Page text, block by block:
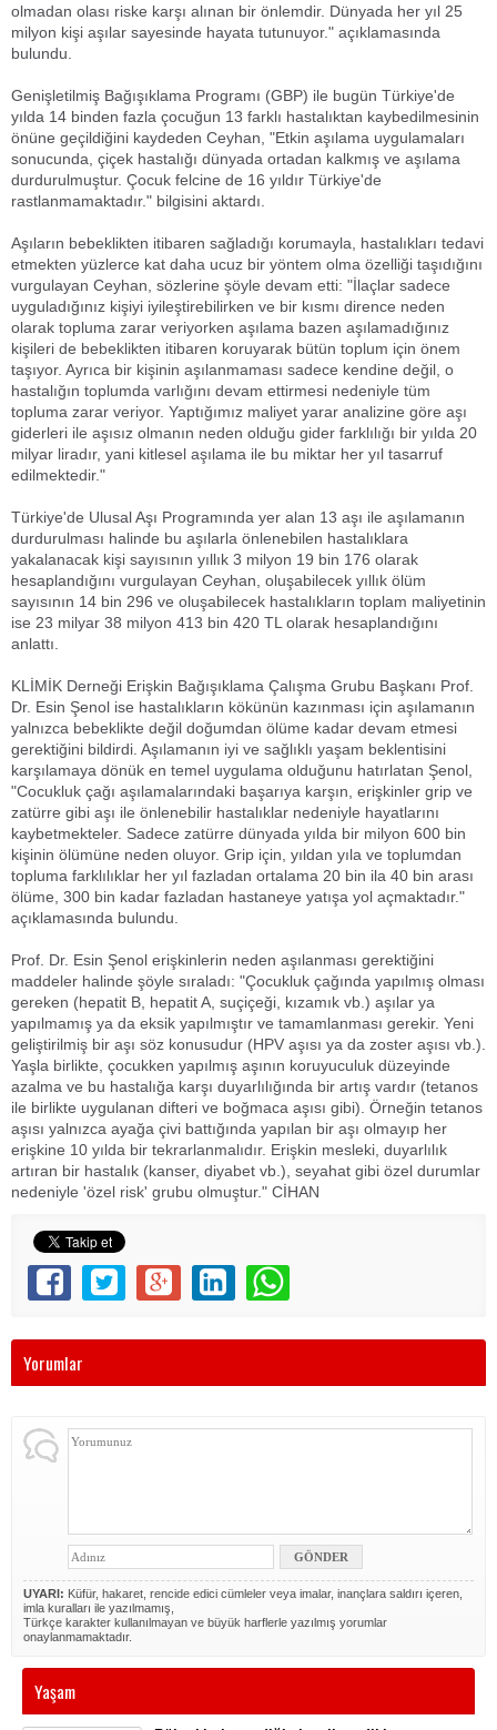
olmadan olası riske karşı alınan bir önlemdir. Dünyada her yıl 25
milyon kişi aşılar sayesinde hayata tutunuyor." açıklamasında
bulundu.
Genişletilmiş Bağışıklama Programı (GBP) ile bugün Türkiye'de
yılda 14 binden fazla çocuğun 13 farklı hastalıktan kaybedilmesinin
önüne geçildiğini kaydeden Ceyhan, "Etkin aşılama uygulamaları
sonucunda, çiçek hastalığı dünyada ortadan kalkmış ve aşılama
durdurulmuştur. Çocuk felcine de 16 yıldır Türkiye'de
rastlanmamaktadır." bilgisini aktardı.
Aşıların bebeklikten itibaren sağladığı korumayla, hastalıkları tedavi
etmekten yüzlerce kat daha ucuz bir yöntem olma özelliği taşıdığını
vurgulayan Ceyhan, sözlerine şöyle devam etti: "İlaçlar sadece
uyguladığınız kişiyi iyileştirebilirken ve bir kısmı dirence neden
olarak topluma zarar veriyorken aşılama bazen aşılamadığınız
kişileri de bebeklikten itibaren koruyarak bütün toplum için önem
taşıyor. Ayrıca bir kişinin aşılanmaması sadece kendine değil, o
hastalığın toplumda varlığını devam ettirmesi nedeniyle tüm
topluma zarar veriyor. Yaptığımız maliyet yarar analizine göre aşı
giderleri ile aşısız olmanın neden olduğu gider farklılığı bir yılda 20
milyar liradır, yani kitlesel aşılama ile bu miktar her yıl tasarruf
edilmektedir."
Türkiye'de Ulusal Aşı Programında yer alan 13 aşı ile aşılamanın
durdurulması halinde bu aşılarla önlenebilen hastalıklara
yakalanacak kişi sayısının yıllık 3 milyon 19 bin 176 olarak
hesaplandığını vurgulayan Ceyhan, oluşabilecek yıllık ölüm
sayısının 14 bin 296 ve oluşabilecek hastalıkların toplam maliyetinin
ise 23 milyar 38 milyon 413 bin 420 TL olarak hesaplandığını
anlattı.
KLİMİK Derneği Erişkin Bağışıklama Çalışma Grubu Başkanı Prof.
Dr. Esin Şenol ise hastalıkların kökünün kazınması için aşılamanın
yalnızca bebeklikte değil doğumdan ölüme kadar devam etmesi
gerektiğini bildirdi. Aşılamanın iyi ve sağlıklı yaşam beklentisini
karşılamaya dönük en temel uygulama olduğunu hatırlatan Şenol,
"Cocukluk çağı aşılamalarındaki başarıya karşın, erişkinler grip ve
zatürre gibi aşı ile önlenebilir hastalıklar nedeniyle hayatlarını
kaybetmekteler. Sadece zatürre dünyada yılda bir milyon 600 bin
kişinin ölümüne neden oluyor. Grip için, yıldan yıla ve toplumdan
topluma farklılıklar her yıl fazladan ortalama 20 bin ila 40 bin arası
ölüme, 300 bin kadar fazladan hastaneye yatışa yol açmaktadır."
açıklamasında bulundu.
Prof. Dr. Esin Şenol erişkinlerin neden aşılanması gerektiğini
maddeler halinde şöyle sıraladı: "Çocukluk çağında yapılmış olması
gereken (hepatit B, hepatit A, suçiçeği, kızamık vb.) aşılar ya
yapılmamış ya da eksik yapılmıştır ve tamamlanması gerekir. Yeni
geliştirilmiş bir aşı söz konusudur (HPV aşısı ya da zoster aşısı vb.).
Yaşla birlikte, çocukken yapılmış aşının koruyuculuk düzeyinde
azalma ve bu hastalığa karşı duyarlılığında bir artış vardır (tetanos
ile birlikte uygulanan difteri ve boğmaca aşısı gibi). Örneğin tetanos
aşısı yalnızca ayağa çivi battığında yapılan bir aşı olmayıp her
erişkine 10 yılda bir tekrarlanmalıdır. Erişkin mesleki, duyarlılık
artıran bir hastalık (kanser, diyabet vb.), seyahat gibi özel durumlar
nedeniyle 'özel risk' grubu olmuştur." CİHAN
Yorumlar
UYARI: Küfür, hakaret, rencide edici cümleler veya imalar, inançlara saldırı içeren,
imla kuralları ile yazılmamış,
Türkçe karakter kullanılmayan ve büyük harflerle yazılmış yorumlar
onaylanmamaktadır.
Yaşam